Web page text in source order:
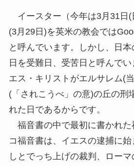
イースター（今年は3月31日(
(3月29日)を英米の教会では
と呼んでいます。しかし、日
日を受難日、受苦日と呼んで
エス・キリストがエルサレム(
(「されこうべ」の意)の丘の刑
れた日であるからです。
福音書の中で最初に書かれた
コ福音書は、イエスの逮捕に
しとでっち上げの裁判、ローマ